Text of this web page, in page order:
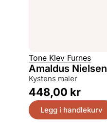
Tone Klev Furnes
Amaldus Nielsen
kystens maler
448,00 kr
Legg i handlekurv